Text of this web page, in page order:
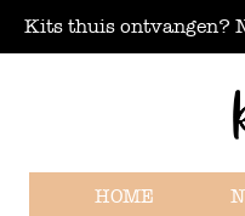
Kits thuis ontvangen?
HOME